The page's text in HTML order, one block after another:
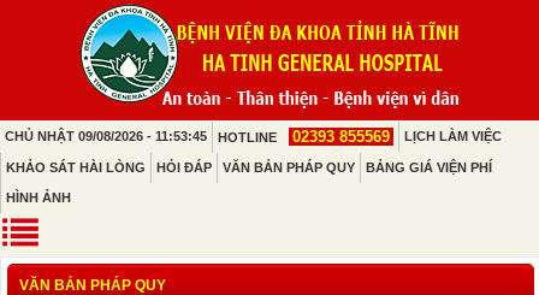
CHỦ NHẬT 09/08/2026 - 11:53:45 HOTLINE 02393 855569 LỊCH LÀM VIỆC
KHẢO SÁT HÀI LÒNG HỎI ĐÁP VĂN BẢN PHÁP QUY BẢNG GIÁ VIỆN PHÍ
HÌNH ẢNH
VĂN BẢN PHÁP QUY